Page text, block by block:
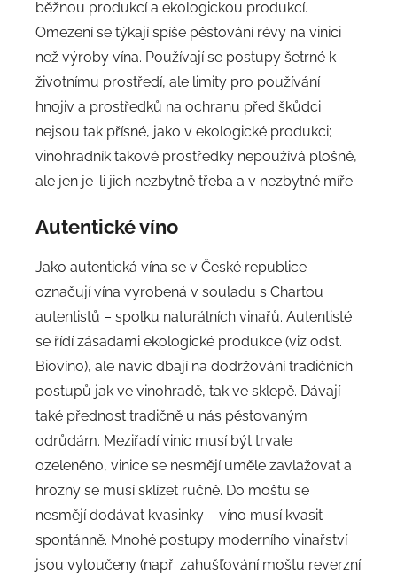
běžnou produkcí a ekologickou produkcí.
Omezení se týkají spíše pěstování révy na vinici
než výroby vína. Používají se postupy šetrné k
životnímu prostředí, ale limity pro používání
hnojiv a prostředků na ochranu před škůdci
nejsou tak přísné, jako v ekologické produkci;
vinohradník takové prostředky nepoužívá plošně,
ale jen je-li jich nezbytně třeba a v nezbytné míře.
Autentické víno
Jako autentická vína se v České republice
označují vína vyrobená v souladu s Chartou
autentistů – spolku naturálních vinařů. Autentisté
se řídí zásadami ekologické produkce (viz odst.
Biovíno), ale navíc dbají na dodržování tradičních
postupů jak ve vinohradě, tak ve sklepě. Dávají
také přednost tradičně u nás pěstovaným
odrůdám. Meziřadí vinic musí být trvale
ozeleněno, vinice se nesmějí uměle zavlažovat a
hrozny se musí sklízet ručně. Do moštu se
nesmějí dodávat kvasinky – víno musí kvasit
spontánně. Mnohé postupy moderního vinařství
jsou vyloučeny (např. zahušťování moštu reverzní